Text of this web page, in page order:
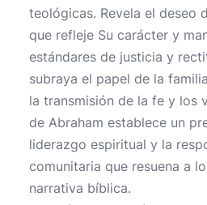
teológicas. Revela el deseo
que refleje Su carácter y
estándares de justicia y
subraya el papel de la
la transmisión de la fe y los
de Abraham establece un
liderazgo espiritual y la
comunitaria que resuena a
narrativa bíblica.